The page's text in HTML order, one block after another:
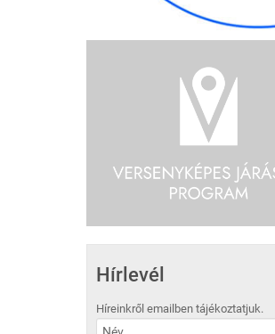
Hírlevél
Híreinkről emailben tájékoztatjuk.